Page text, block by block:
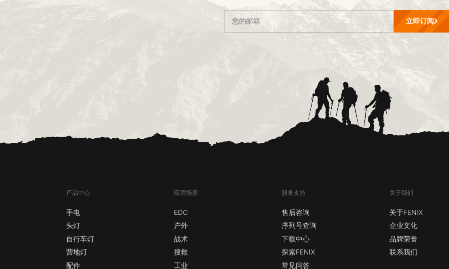
立即订阅
产品中心
手电
头灯
自行车灯
营地灯
配件
应用场景
EDC
户外
战术
搜救
工业
服务支持
售后咨询
序列号查询
下载中心
探索FENIX
常见问答
关于我们
关于FENIX
企业文化
品牌荣誉
联系我们